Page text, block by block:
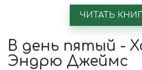
ЧИТАТЬ
В день пятый -
Эндрю Джеймс